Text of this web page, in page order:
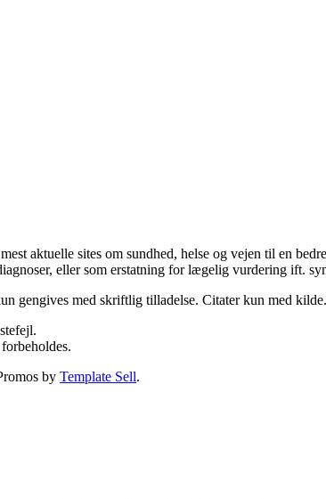
aktuelle sites om sundhed, helse og vejen til en
eller som erstatning for lægelig vurdering ift.
gengives med skriftlig tilladelse. Citater kun med kilde.
by Template Sell.